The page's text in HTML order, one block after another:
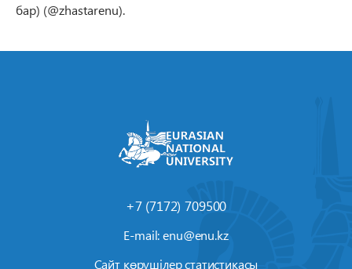
бар) (@zhastarenu).
+7 (7172) 709500
E-mail:enu@enu.kz
Сайт көрушілер статистикасы